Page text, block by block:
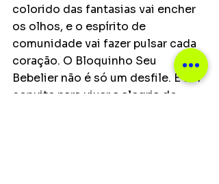
colorido das fantasias vai encher
os olhos, e o espírito de
comunidade vai fazer pulsar cada
coração. O Bloquinho Seu
Bebelier não é só um desfile. É um
convite para viver a alegria do